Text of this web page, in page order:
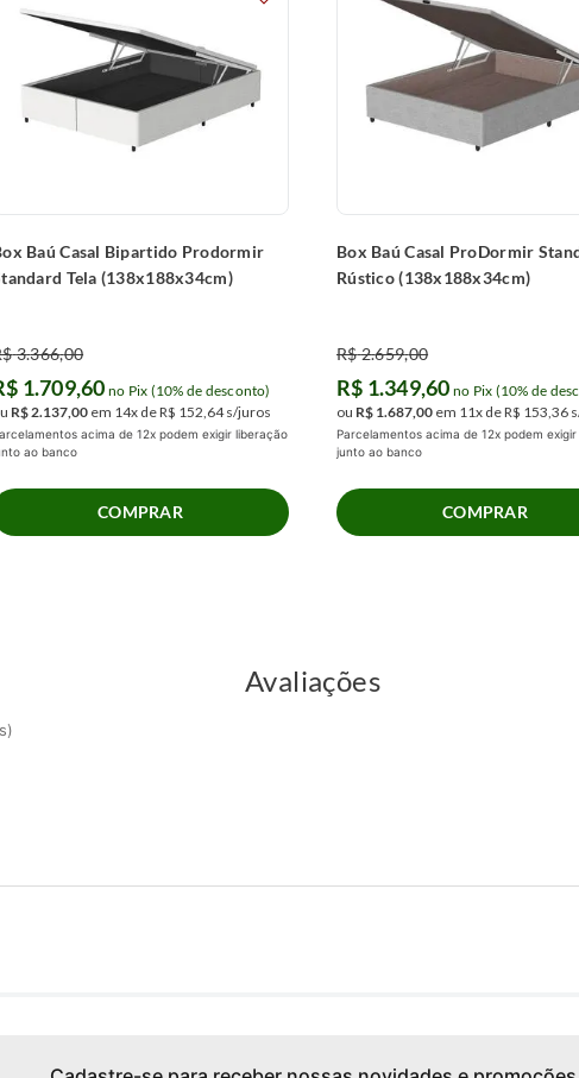
Baú Casal Bipartido Prodormir
Tela (138x188x34cm)
3.366,00
1.709,60 no Pix (10% de desconto)
R$2.137,00 em 14x deR$ 152,64s/juros
acima de 12x podem exigir liberação
ao banco
COMPRAR
Box Baú Casal ProDormir
Rústico (138x188x34cm)
R$2.659,00
R$ 1.349,60 no Pix (10% de
ou R$ 1.687,00 em 11x deR$ 153,36
Parcelamentos acima de 12x podem
junto ao banco
COMPRAR
Avaliações